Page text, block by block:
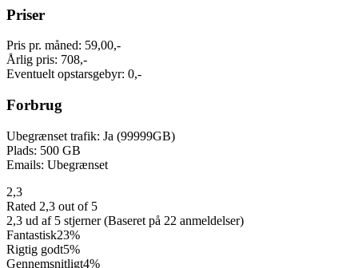
Priser
Pris pr. måned: 59,00,-
Årlig pris: 708,-
Eventuelt opstarsgebyr: 0,-
Forbrug
Ubegrænset trafik: Ja (99999GB)
Plads: 500 GB
Emails: Ubegrænset
2,3
Rated 2,3 out of 5
2,3 ud af 5 stjerner (Baseret på 22 anmeldelser)
Fantastisk23%
Rigtig godt5%
Gennemsnitligt4%